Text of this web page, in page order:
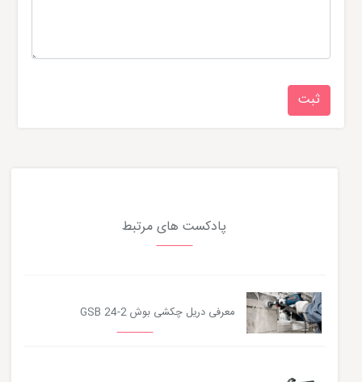
پادکست های مرتبط
معرفی دریل چکشی بوش GSB 24-2